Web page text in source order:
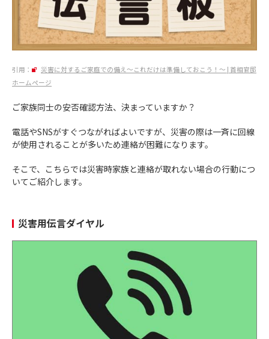
引用：
災害に対するご家庭での備え～これだけは準備しておこう！～ | 首相官邸
ホームページ
ご家族同士の安否確認方法、決まっていますか？
電話やSNSがすぐつながればよいですが、災害の際は一斉に回線
が使用されることが多いため連絡が困難になります。
そこで、こちらでは災害時家族と連絡が取れない場合の行動につ
いてご紹介します。
災害用伝言ダイヤル